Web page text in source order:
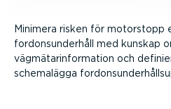
Minimera risken för motorstopp
fordons­un­derhåll med kunskap
vägmä­ta­rin­for­mation och
schemalägga